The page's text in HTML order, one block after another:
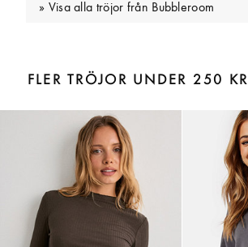
Visa alla tröjor från Bubbleroom
FLER TRÖJOR UNDER 250 KR